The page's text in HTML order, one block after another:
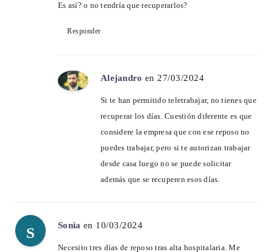
Es así? o no tendría que recuperarlos?
Responder
Alejandro en 27/03/2024
Si te han permitido teletrabajar, no tienes que
recuperar los días. Cuestión diferente es que
considere la empresa que con ese reposo no
puedes trabajar, pero si te autorizan trabajar
desde casa luego no se puede solicitar
además que se recuperen esos días.
S Sonia en 10/03/2024
Necesito tres días de reposo tras alta hospitalaria. Me